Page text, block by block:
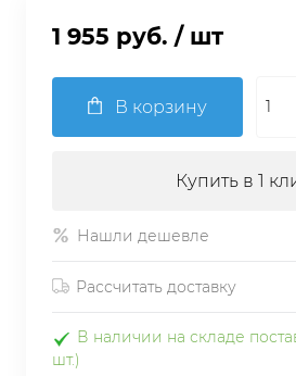
1 955 руб. / шт
В корзину
Купить в 1
Нашли дешевле
Рассчитать доставку
В наличии на складе
шт.)